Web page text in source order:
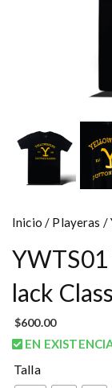
Inicio / Playeras /
lack
$600.00
EN
Talla